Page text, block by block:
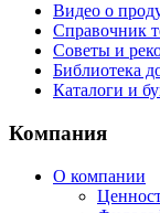
Видео о
Справочник
Советы и
Библиотека
Каталоги и
Компания
О компании